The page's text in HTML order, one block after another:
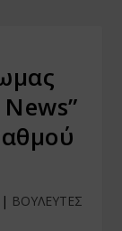
| ΒΟΥΛΕΥΤΕΣ